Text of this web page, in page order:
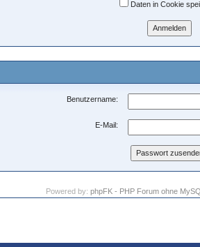
Daten in Cookie
Benutzername:
E-Mail:
Powered by: phpFK - PHP Forum ohne